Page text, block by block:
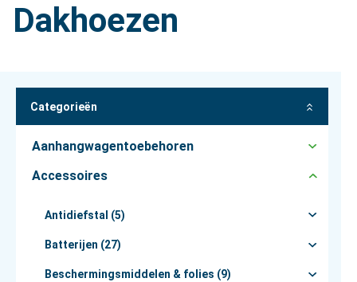
Dakhoezen
Categorieën
Aanhangwagentoebehoren
Accessoires
Antidiefstal (5)
Batterijen (27)
Beschermingsmiddelen & folies (9)